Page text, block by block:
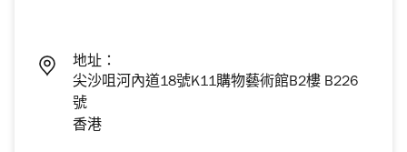
地址：
尖沙咀河內道18號K11購物藝術館B2樓 B226
號
香港